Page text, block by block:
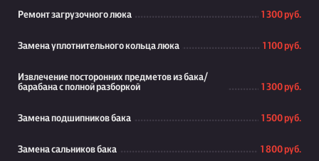
Ремонт загрузочного люка 1 300 руб.
Замена уплотнительного кольца люка 1 100 руб.
Извлечение посторонних предметов из бака/
барабана с полной разборкой
1 300 руб.
Замена подшипников бака 1 500 руб.
Замена сальников бака 1 800 руб.